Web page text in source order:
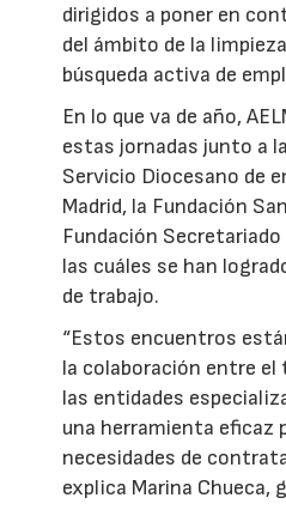
dirigidos a poner en
del ámbito de la
búsqueda activa de
En lo que va de año,
estas jornadas junto a
Servicio Diocesano de
Madrid, la Fundación
Fundación
las cuáles se han
de trabajo.
“Estos encuentros
la colaboración entre el
las entidades
una herramienta eficaz
necesidades de
explica Marina Chueca,